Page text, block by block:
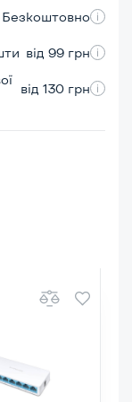
Безкоштовно
від 99 грн
від 130 грн